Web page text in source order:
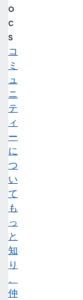
o
c
s
コ
ミ
ュ
ニ
テ
ィ
ー
に
つ
い
て
も
っ
と
知
り
、
仲